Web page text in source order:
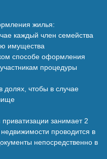
жилья:
каждый член семейства
имущества
способе оформления
процедуры
долях, чтобы в случае
занимает 2
проводится в
непосредственно в